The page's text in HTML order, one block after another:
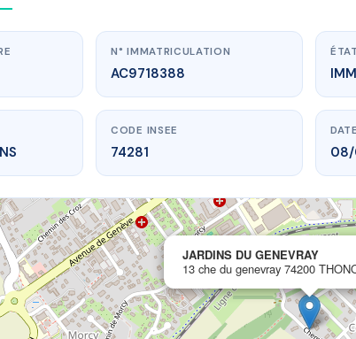
www.vme.plus/AC9718388
JARDINS DU GENEVRAY
13 che du genevray74200 THONON LES BAINS
N° IMMATRICULATION
AC9718388
ÉTAT
CODE INSEE
74281 08/
JARDINS DU GENEVRAY
13 che du genevray 74200